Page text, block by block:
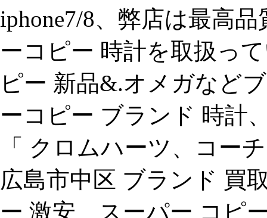
iphone7/8、弊店は最高
ーコピー 時計を取扱っ
ピー 新品&.オメガなど
ーコピー ブランド 時計
「 クロムハーツ、コー
広島市中区 ブランド 買
ー 激安、スーパー コピ